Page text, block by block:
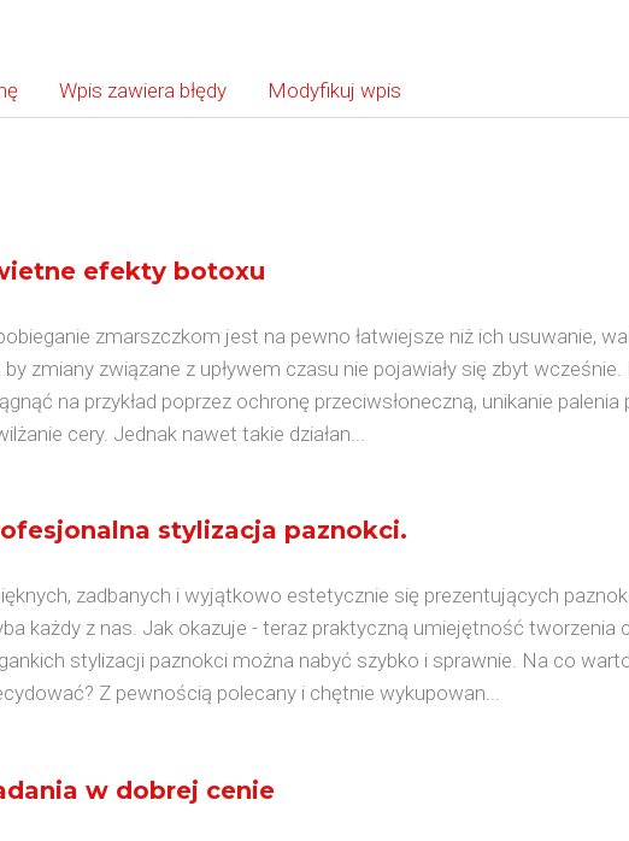
Wpis zawiera błędy Modyfikuj wpis
efekty botoxu
zmarszczkom jest na pewno łatwiejsze niż ich usuwanie,
by zmiany związane z upływem czasu nie pojawiały się zbyt
na przykład poprzez ochronę przeciwsłoneczną, unikanie
cery. Jednak nawet takie działan...
stylizacja paznokci.
zadbanych i wyjątkowo estetycznie się prezentujących
każdy z nas. Jak okazuje - teraz praktyczną umiejętność tworzenia
stylizacji paznokci można nabyć szybko i sprawnie. Na co
Z pewnością polecany i chętnie wykupowan...
w dobrej cenie